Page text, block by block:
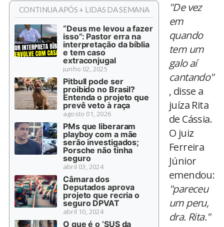
CONTINUA APÓS + LIDAS DA SEMANA
“Deus me levou a fazer
isso”: Pastor erra na
interpretação da bíblia
e tem caso
extraconjugal
junho 02, 2025
Pitbull pode ser
proibido no Brasil?
Entenda o projeto que
prevê veto à raça
agosto 01, 2026
PMs que liberaram
playboy com a mãe
serão investigados;
Porsche não tinha
seguro
abril 03, 2024
Câmara dos
Deputados aprova
projeto que recria o
seguro DPVAT
abril 10, 2024
O que é o ‘SUS da
"De vez
em
quando
tem um
galo aí
cantando"
, disse a
juíza Rita
de Cássia.
O juiz
Ferreira
Júnior
emendou:
"pareceu
um peru,
dra. Rita."